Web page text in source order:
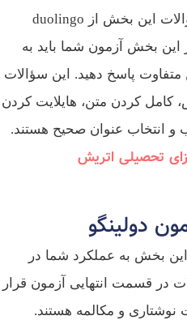
داوطلبان نمی‌دانند که سؤالات این بخش از duolingo
بخش آزمون شما باید به
پاسخ دهید. این سؤالات
کردن متن، هایلایت کردن
انتخاب عنوان صحیح هستند.
تحصیلی اتریش
دولینگو
بخش به عملکرد شما در
قسمت انتهایی آزمون قرار
و مکالمه هستند.